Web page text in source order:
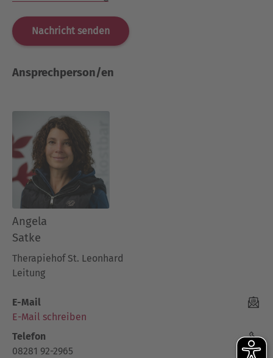
Ansprechperson/en
Angela
Satke
Therapiehof St. Leonhard
Leitung
E-Mail
E-Mail schreiben
Telefon
08281 92-2965